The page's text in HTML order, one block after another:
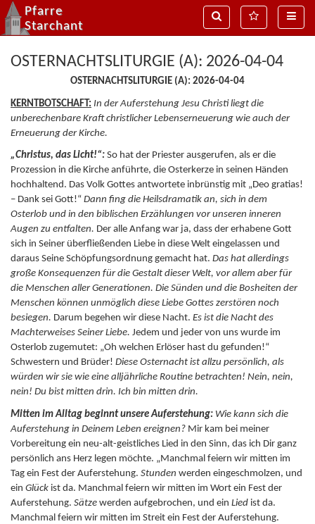
MenÃ¼
Suche
Pfarre
Starchant
OSTERNACHTSLITURGIE (A): 2026-04-04
OSTERNACHTSLITURGIE (A): 2026-04-04
KERNTBOTSCHAFT: In der Auferstehung Jesu Christi liegt die
unberechenbare Kraft christlicher Lebenserneuerung wie auch der
Erneuerung der Kirche.
„Christus, das Licht!“: So hat der Priester ausgerufen, als er die
Prozession in die Kirche anführte, die Osterkerze in seinen Händen
hochhaltend. Das Volk Gottes antwortete inbrünstig mit „Deo gratias!
– Dank sei Gott!“ Dann fing die Heilsdramatik an, sich in dem
Osterlob und in den biblischen Erzählungen vor unseren inneren
Augen zu entfalten. Der alle Anfang war ja, dass der erhabene Gott
sich in Seiner überfließenden Liebe in diese Welt eingelassen und
daraus Seine Schöpfungsordnung gemacht hat. Das hat allerdings
große Konsequenzen für die Gestalt dieser Welt, vor allem aber für
die Menschen aller Generationen. Die Sünden und die Bosheiten der
Menschen können unmöglich diese Liebe Gottes zerstören noch
besiegen. Darum begehen wir diese Nacht. Es ist die Nacht des
Machterweises Seiner Liebe. Jedem und jeder von uns wurde im
Osterlob zugemutet: „Oh welchen Erlöser hast du gefunden!“
Schwestern und Brüder! Diese Osternacht ist allzu persönlich, als
würden wir sie wie eine alljährliche Routine betrachten! Nein, nein,
nein! Du bist mitten drin. Ich bin mitten drin.
Mitten im Alltag beginnt unsere Auferstehung: Wie kann sich die
Auferstehung in Deinem Leben ereignen? Mir kam bei meiner
Vorbereitung ein neu-alt-geistliches Lied in den Sinn, das ich Dir ganz
persönlich ans Herz legen möchte. „Manchmal feiern wir mitten im
Tag ein Fest der Auferstehung. Stunden werden eingeschmolzen, und
ein Glück ist da. Manchmal feiern wir mitten im Wort ein Fest der
Auferstehung. Sätze werden aufgebrochen, und ein Lied ist da.
Manchmal feiern wir mitten im Streit ein Fest der Auferstehung.